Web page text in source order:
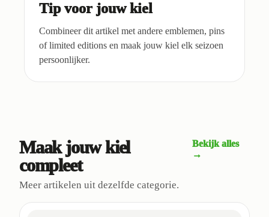
Tip voor jouw kiel
Combineer dit artikel met andere emblemen, pins
of limited editions en maak jouw kiel elk seizoen
persoonlijker.
Maak jouw kiel
compleet
Meer artikelen uit dezelfde categorie.
Bekijk alles
→